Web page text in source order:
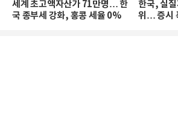
세계 초고액자산가 71만명… 한
국 종부세 강화, 홍콩 세율 0%
한국, 실
위… 증시